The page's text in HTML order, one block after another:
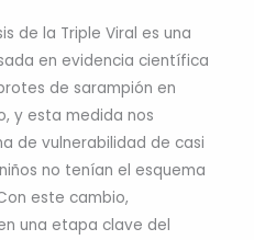
de la Triple Viral es una
en evidencia científica
de sarampión en
y esta medida nos
de vulnerabilidad de casi
no tenían el esquema
este cambio,
una etapa clave del